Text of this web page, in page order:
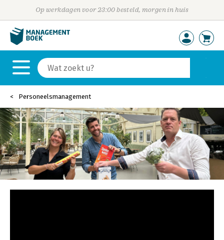
Op werkdagen voor 23:00 besteld, morgen in huis
Personeelsmanagement